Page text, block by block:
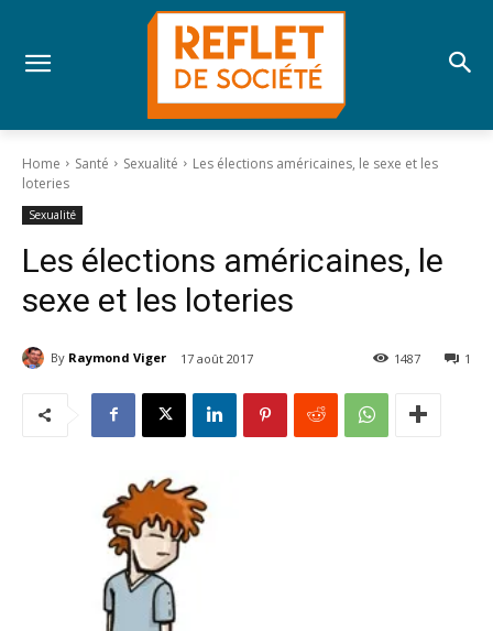
Home Santé Sexualité
Les élections américaines, le sexe et les
loteries
Sexualité
Les élections américaines, le
sexe et les loteries
By Raymond Viger 17 août 2017 1
1487